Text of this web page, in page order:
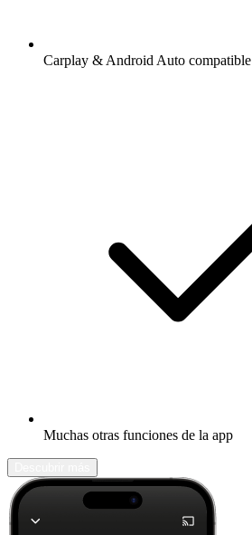
Carplay & Android Auto compatible
Muchas otras funciones de la app